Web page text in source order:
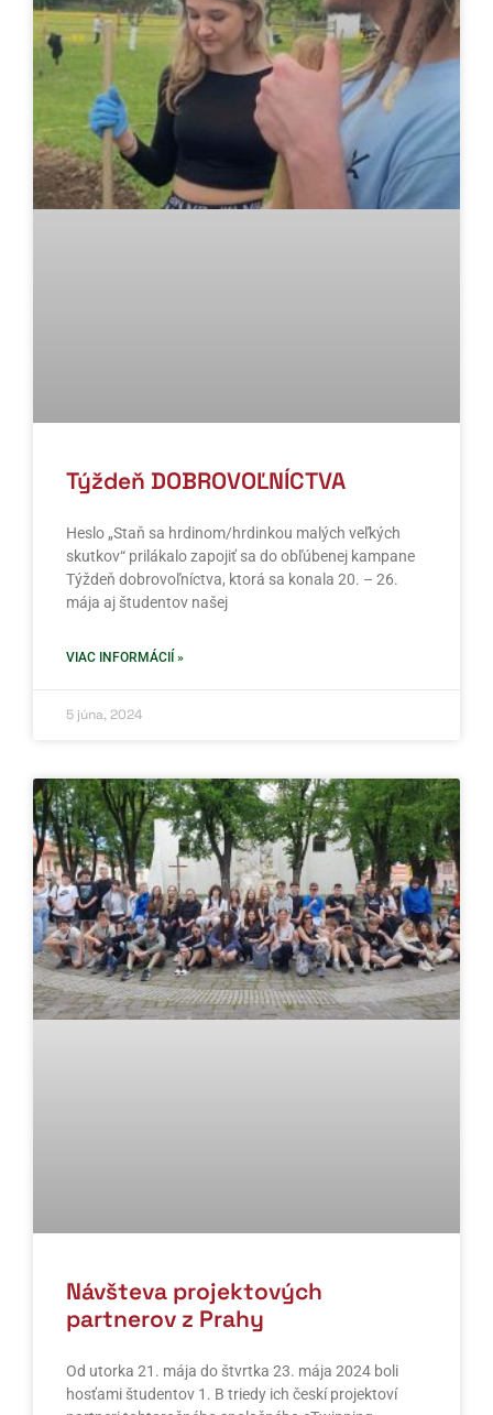
Týždeň DOBROVOĽNÍCTVA
Heslo „Staň sa hrdinom/hrdinkou malých veľkých
skutkov“ prilákalo zapojiť sa do obľúbenej kampane
Týždeň dobrovoľníctva, ktorá sa konala 20. – 26.
mája aj študentov našej
VIAC INFORMÁCIÍ »
5 júna, 2024
Návšteva projektových
partnerov z Prahy
Od utorka 21. mája do štvrtka 23. mája 2024 boli
hosťami študentov 1. B triedy ich českí projektoví